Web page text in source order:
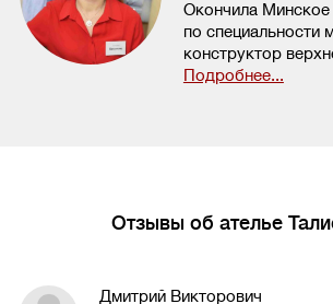
Окончила
по специальности
конструктор
Подробнее...
Отзывы об ателье
Дмитрий Викторович